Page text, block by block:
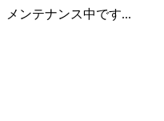
メンテナンス中です...